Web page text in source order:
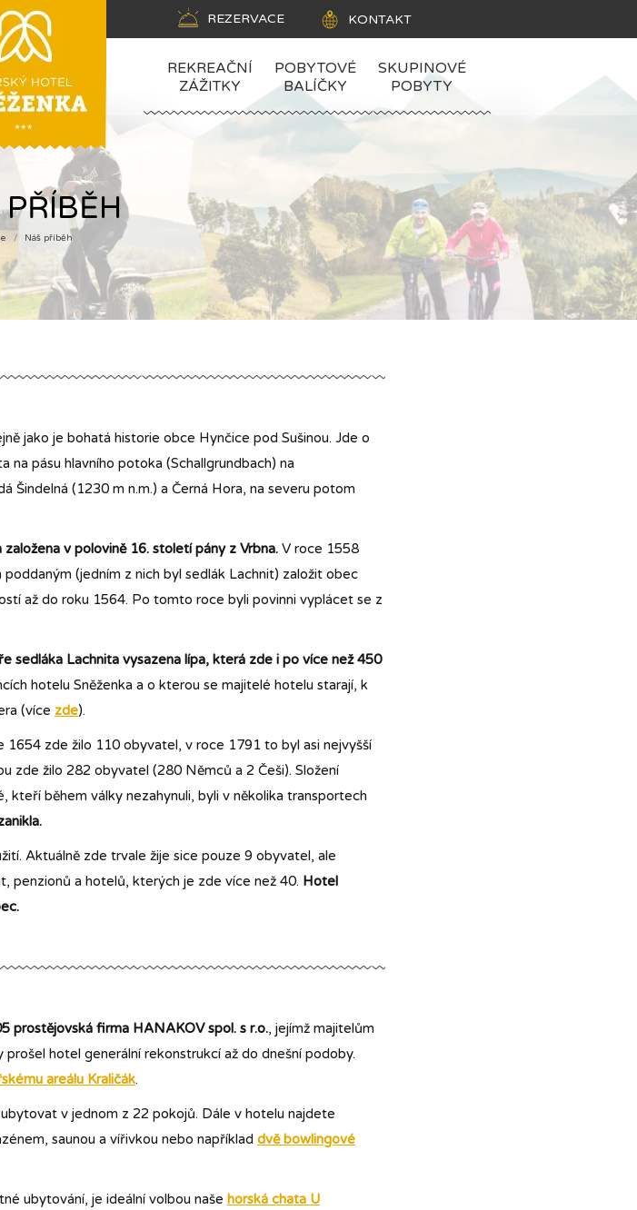
REZERVACE KONTAKT
REKREAČNÍ
ZÁŽITKY
POBYTOVÉ
BALÍČKY
SKUPINOVÉ
POBYTY
here:
Náš příběh
jako je bohatá historie obce Hynčice pod Sušinou. Jde o
pásu hlavního potoka (Schallgrundbach) na
Šindelná (1230 m n.m.) a Černá Hora, na severu potom
v polovině 16. století pány z Vrbna. V roce 1558
(jedním z nich byl sedlák Lachnit) založit obec
až do roku 1564. Po tomto roce byli povinni vyplácet se z
Lachnita vysazena lípa, která zde i po více než 450
hotelu Sněženka a o kterou se majitelé hotelu starají, k
(více zde).
zde žilo 110 obyvatel, v roce 1791 to byl asi nejvyšší
zde žilo 282 obyvatel (280 Němců a 2 Češi). Složení
během války nezahynuli, byli v několika transportech
Aktuálně zde trvale žije sice pouze 9 obyvatel, ale
penzionů a hotelů, kterých je zde více než 40. Hotel
prostějovská firma HANAKOV spol. s r.o., jejímž majitelům
hotel generální rekonstrukcí až do dnešní podoby.
areálu Kraličák.
v jednom z 22 pokojů. Dále v hotelu najdete
saunou a vířivkou nebo například dvě bowlingové
ubytování, je ideální volbou naše horská chata U